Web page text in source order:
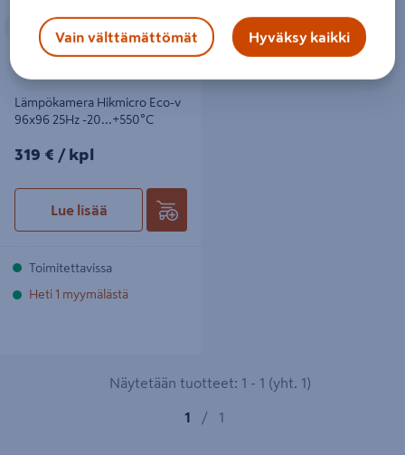
Edellinen Seuraava
Lämpökamera Hikmicro Eco-v
96x96 25Hz -20...+550°C
319€/kpl
319 € / kpl
Lue lisää
Toimitettavissa
Heti 1 myymälästä
Näytetään tuotteet: 1 - 1 (yht. 1)
1 / 1
Vain välttämättömät Hyväksy kaikki